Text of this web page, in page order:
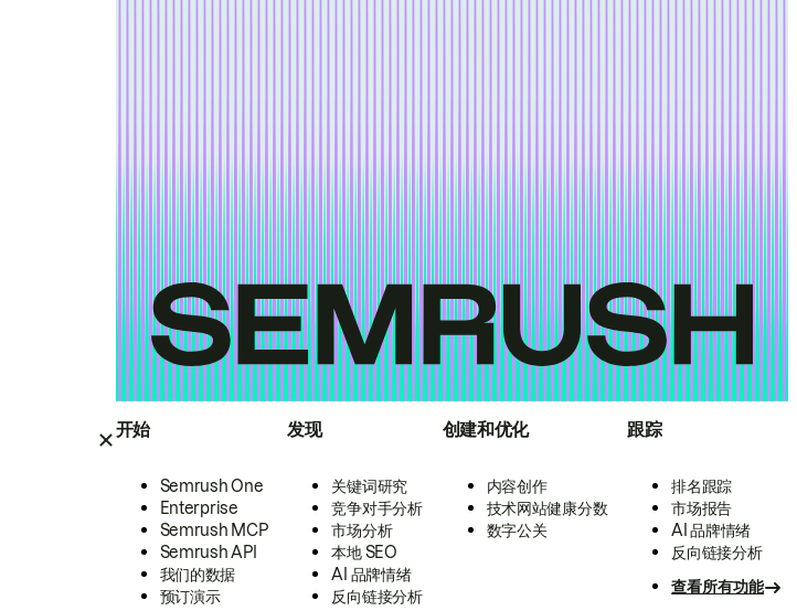
开始
Semrush One
Enterprise
Semrush MCP
Semrush API
我们的数据
预订演示
发现
关键词研究
竞争对手分析
市场分析
本地 SEO
AI 品牌情绪
反向链接分析
创建和优化
内容创作
技术网站健康分数
数字公关
跟踪
排名跟踪
市场报告
AI 品牌情绪
反向链接分析
查看所有功能